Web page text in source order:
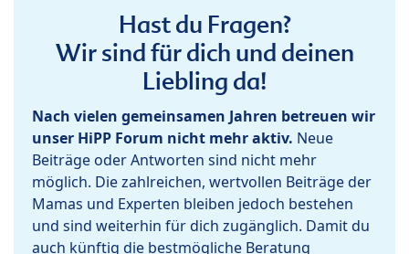
Hast du Fragen?
Wir sind für dich und deinen
Liebling da!
Nach vielen gemeinsamen Jahren betreuen wir
unser HiPP Forum nicht mehr aktiv. Neue
Beiträge oder Antworten sind nicht mehr
möglich. Die zahlreichen, wertvollen Beiträge der
Mamas und Experten bleiben jedoch bestehen
und sind weiterhin für dich zugänglich. Damit du
auch künftig die bestmögliche Beratung